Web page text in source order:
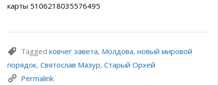
карты 5106218035576495
Tagged ковчег завета, Молдова, новый мировой
порядок, Святослав Мазур, Старый Орхей
Permalink